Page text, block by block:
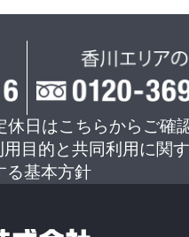
休日はこちらからご確
用目的と共同利用に関
る基本方針